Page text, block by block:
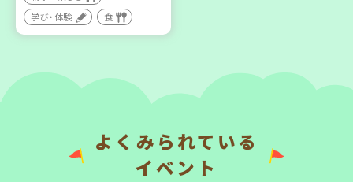
（第4木曜日に開催）
学び・体験
食
よくみられている
イベント